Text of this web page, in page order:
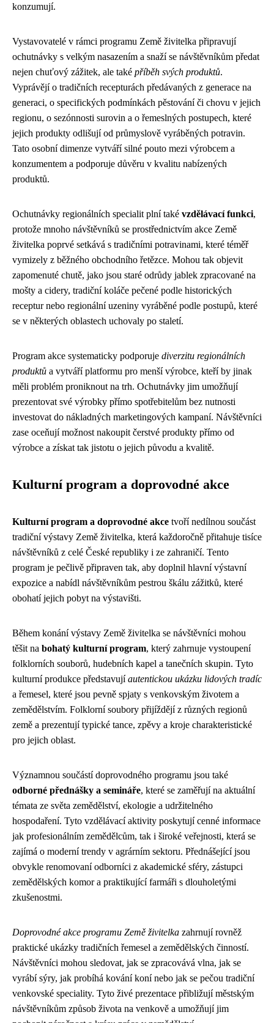
konzumují.
Vystavovatelé v rámci programu Země živitelka připravují
ochutnávky s velkým nasazením a snaží se návštěvníkům předat
nejen chuťový zážitek, ale také příběh svých produktů.
Vyprávějí o tradičních recepturách předávaných z generace na
generaci, o specifických podmínkách pěstování či chovu v jejich
regionu, o sezónnosti surovin a o řemeslných postupech, které
jejich produkty odlišují od průmyslově vyráběných potravin.
Tato osobní dimenze vytváří silné pouto mezi výrobcem a
konzumentem a podporuje důvěru v kvalitu nabízených
produktů.
Ochutnávky regionálních specialit plní také vzdělávací funkci,
protože mnoho návštěvníků se prostřednictvím akce Země
živitelka poprvé setkává s tradičními potravinami, které téměř
vymizely z běžného obchodního řetězce. Mohou tak objevit
zapomenuté chutě, jako jsou staré odrůdy jablek zpracované na
mošty a cidery, tradiční koláče pečené podle historických
receptur nebo regionální uzeniny vyráběné podle postupů, které
se v některých oblastech uchovaly po staletí.
Program akce systematicky podporuje diverzitu regionálních
produktů a vytváří platformu pro menší výrobce, kteří by jinak
měli problém proniknout na trh. Ochutnávky jim umožňují
prezentovat své výrobky přímo spotřebitelům bez nutnosti
investovat do nákladných marketingových kampaní. Návštěvníci
zase oceňují možnost nakoupit čerstvé produkty přímo od
výrobce a získat tak jistotu o jejich původu a kvalitě.
Kulturní program a doprovodné akce
Kulturní program a doprovodné akce tvoří nedílnou součást
tradiční výstavy Země živitelka, která každoročně přitahuje tisíce
návštěvníků z celé České republiky i ze zahraničí. Tento
program je pečlivě připraven tak, aby doplnil hlavní výstavní
expozice a nabídl návštěvníkům pestrou škálu zážitků, které
obohatí jejich pobyt na výstavišti.
Během konání výstavy Země živitelka se návštěvníci mohou
těšit na bohatý kulturní program, který zahrnuje vystoupení
folklorních souborů, hudebních kapel a tanečních skupin. Tyto
kulturní produkce představujíautentickou ukázku lidových tradíc
a řemesel, které jsou pevně spjaty s venkovským životem a
zemědělstvím. Folklorní soubory přijíždějí z různých regionů
země a prezentují typické tance, zpěvy a kroje charakteristické
pro jejich oblast.
Významnou součástí doprovodného programu jsou také
odborné přednášky a semináře, které se zaměřují na aktuální
témata ze světa zemědělství, ekologie a udržitelného
hospodaření. Tyto vzdělávací aktivity poskytují cenné informace
jak profesionálním zemědělcům, tak i široké veřejnosti, která se
zajímá o moderní trendy v agrárním sektoru. Přednášející jsou
obvykle renomovaní odborníci z akademické sféry, zástupci
zemědělských komor a praktikující farmáři s dlouholetými
zkušenostmi.
Doprovodné akce programu Země živitelka zahrnují rovněž
praktické ukázky tradičních řemesel a zemědělských činností.
Návštěvníci mohou sledovat, jak se zpracovává vlna, jak se
vyrábí sýry, jak probíhá kování koní nebo jak se pečou tradiční
venkovské speciality. Tyto živé prezentace přibližují městským
návštěvníkům způsob života na venkově a umožňují jim